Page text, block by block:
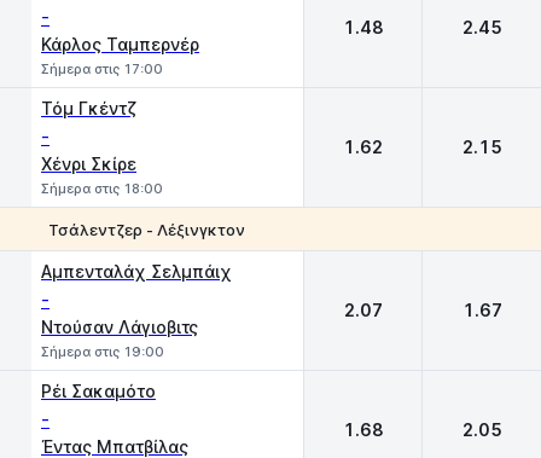
-
Κάρλος Ταμπερνέρ
Σήμερα στις 17:00
1.48 2.45
Τόμ Γκέντζ
-
Χένρι Σκίρε
Σήμερα στις 18:00
1.62 2.15
Τσάλεντζερ - Λέξινγκτον
Αμπενταλάχ Σελμπάιχ
-
Ντούσαν Λάγιοβιτς
Σήμερα στις 19:00
2.07 1.67
Ρέι Σακαμότο
-
Έντας Μπατβίλας
1.68 2.05